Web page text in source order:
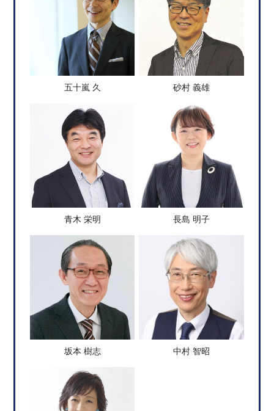
五十嵐 久 砂村 義雄
青木 栄明 長島 明子
坂本 樹志 中村 智昭